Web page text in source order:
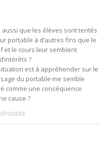
aussi que les élèves sont tentés
portable à d’autres fins que le
et le cours leur semblent
?
est à appréhender sur le
du portable me semble
comme une conséquence
cause ?